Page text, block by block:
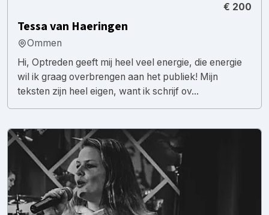
€ 200
Tessa van Haeringen
Ommen
Hi, Optreden geeft mij heel veel energie, die energie
wil ik graag overbrengen aan het publiek! Mijn
teksten zijn heel eigen, want ik schrijf ov...